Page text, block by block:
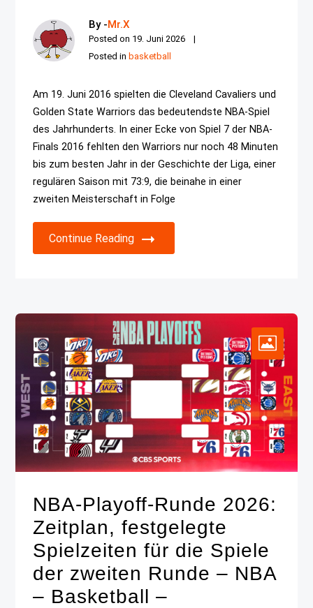
By -Mr.X
Posted on 19. Juni 2026
Posted in basketball
Am 19. Juni 2016 spielten die Cleveland Cavaliers und
Golden State Warriors das bedeutendste NBA-Spiel
des Jahrhunderts. In einer Ecke von Spiel 7 der NBA-
Finals 2016 fehlten den Warriors nur noch 48 Minuten
bis zum besten Jahr in der Geschichte der Liga, einer
regulären Saison mit 73:9, die beinahe in einer
zweiten Meisterschaft in Folge
Continue Reading
NBA-Playoff-Runde 2026:
Zeitplan, festgelegte
Spielzeiten für die Spiele
der zweiten Runde – NBA
– Basketball –